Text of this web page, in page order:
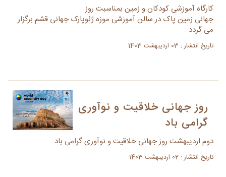
کارگاه آموزشی کودکان و زمین بمناسبت روز
جهانی زمین پاک در سالن آموزشی موزه ژئوپارک جهانی قشم برگزار
می گردد.
تاریخ انتشار : 03 اردیبهشت 1403
روز جهانی خلاقیت و نوآوری
گرامی باد
دوم اردیبهشت روز جهانی خلاقیت و نوآوری گرامی باد
تاریخ انتشار : 02 اردیبهشت 1403